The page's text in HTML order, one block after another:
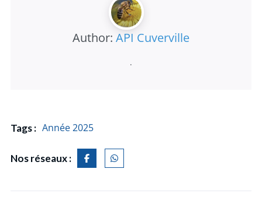
Author: API Cuverville
.
Tags : Année 2025
Nos réseaux :